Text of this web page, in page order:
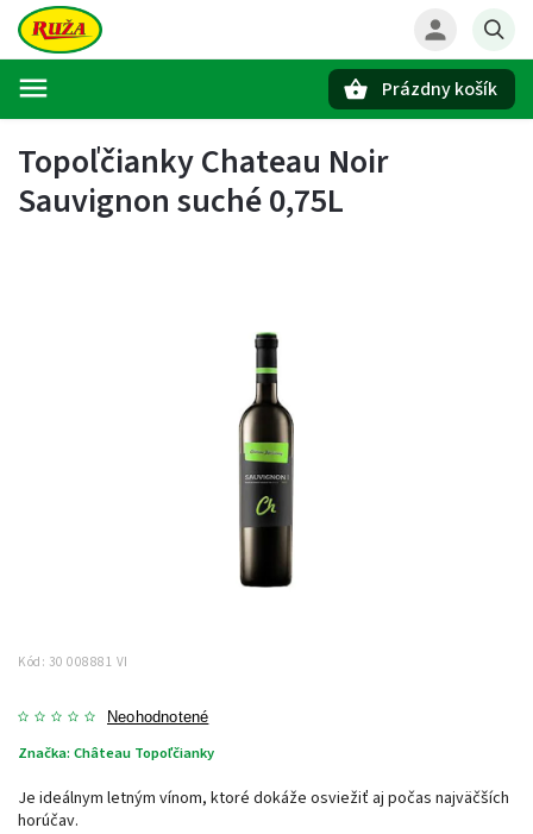
Prázdny košík
Topoľčianky Chateau Noir
Sauvignon suché 0,75L
Kód: 30 008881 VI
Neohodnotené
Značka: Château Topoľčianky
Je ideálnym letným vínom, ktoré dokáže osviežiť aj počas najväčších
horúčav.